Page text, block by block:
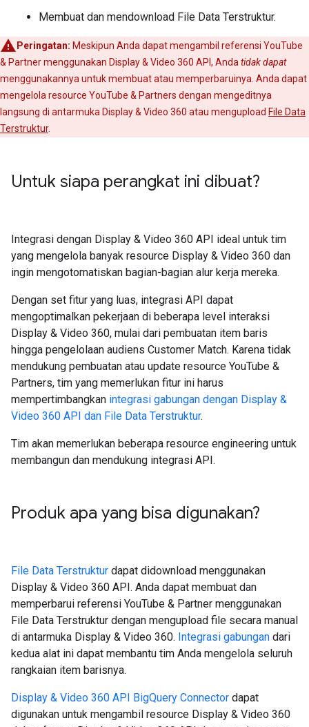
Membuat dan mendownload File Data Terstruktur.
Peringatan: Meskipun Anda dapat mengambil referensi YouTube
& Partner menggunakan Display & Video 360 API, Anda tidak dapat
menggunakannya untuk membuat atau memperbaruinya. Anda dapat
mengelola resource YouTube & Partners dengan mengeditnya
langsung di antarmuka Display & Video 360 atau mengupload File Data
Terstruktur.
Untuk siapa perangkat ini dibuat?
Integrasi dengan Display & Video 360 API ideal untuk tim
yang mengelola banyak resource Display & Video 360 dan
ingin mengotomatiskan bagian-bagian alur kerja mereka.
Dengan set fitur yang luas, integrasi API dapat
mengoptimalkan pekerjaan di beberapa level interaksi
Display & Video 360, mulai dari pembuatan item baris
hingga pengelolaan audiens Customer Match. Karena tidak
mendukung pembuatan atau update resource YouTube &
Partners, tim yang memerlukan fitur ini harus
mempertimbangkan integrasi gabungan dengan Display &
Video 360 API dan File Data Terstruktur.
Tim akan memerlukan beberapa resource engineering untuk
membangun dan mendukung integrasi API.
Produk apa yang bisa digunakan?
File Data Terstruktur dapat didownload menggunakan
Display & Video 360 API. Anda dapat membuat dan
memperbarui referensi YouTube & Partner menggunakan
File Data Terstruktur dengan mengupload file secara manual
di antarmuka Display & Video 360. Integrasi gabungan dari
kedua alat ini dapat membantu tim Anda mengelola seluruh
rangkaian item barisnya.
Display & Video 360 API BigQuery Connector dapat
digunakan untuk mengambil resource Display & Video 360